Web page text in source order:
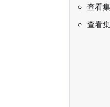
查看
查看